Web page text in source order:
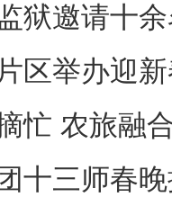
狱邀请十
区举办迎
忙 农旅融
十三师春